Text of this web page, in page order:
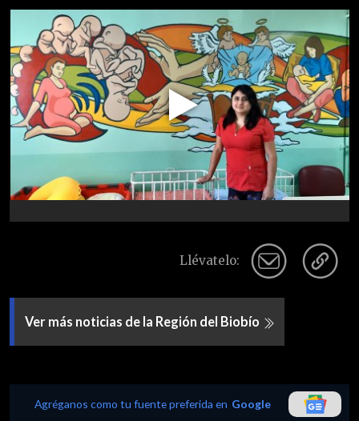
Play
Video
Llévatelo:
Ver más noticias de la Región del Biobío
Agréganos como tu fuente preferida en Google